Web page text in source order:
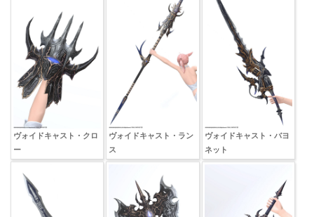
ヴォイドキャスト・クロ
ー
ヴォイドキャスト・ラン
ス
ヴォイドキャスト・バヨ
ネット